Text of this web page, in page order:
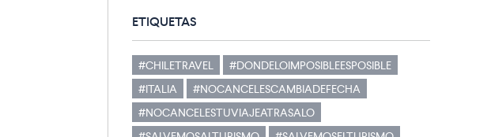
ETIQUETAS
#CHILETRAVEL
#DONDELOIMPOSIBLEESPOSIBLE
#ITALIA
#NOCANCELESCAMBIADEFECHA
#NOCANCELESTUVIAJEATRASALO